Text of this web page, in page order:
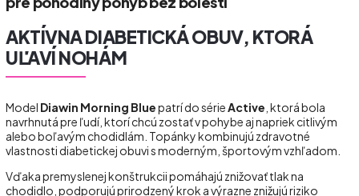
AKTÍVNA DIABETICKÁ OBUV, KTORÁ
UĽAVÍ NOHÁM
Model Diawin Morning Bluepatrí do série Active , ktorá bola
navrhnutá pre ľudí, ktorí chcú zostať v pohybe aj napriek citlivým
alebo boľavým chodidlám. Topánky kombinujú zdravotné
vlastnosti diabetickej obuvi s moderným, športovým vzhľadom.
Vďaka premyslenej konštrukcii pomáhajú znižovať tlak na
chodidlo, podporujú prirodzený krok a výrazne znižujú riziko